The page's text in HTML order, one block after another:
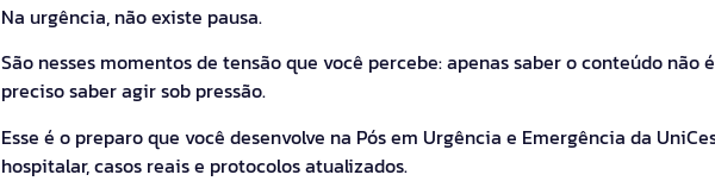
Na urgência, não existe pausa.
São nesses momentos de tensão que você percebe: apenas saber o conteúdo não
preciso saber agir sob pressão.
Esse é o preparo que você desenvolve na Pós em Urgência e Emergência da
hospitalar, casos reais e protocolos atualizados.